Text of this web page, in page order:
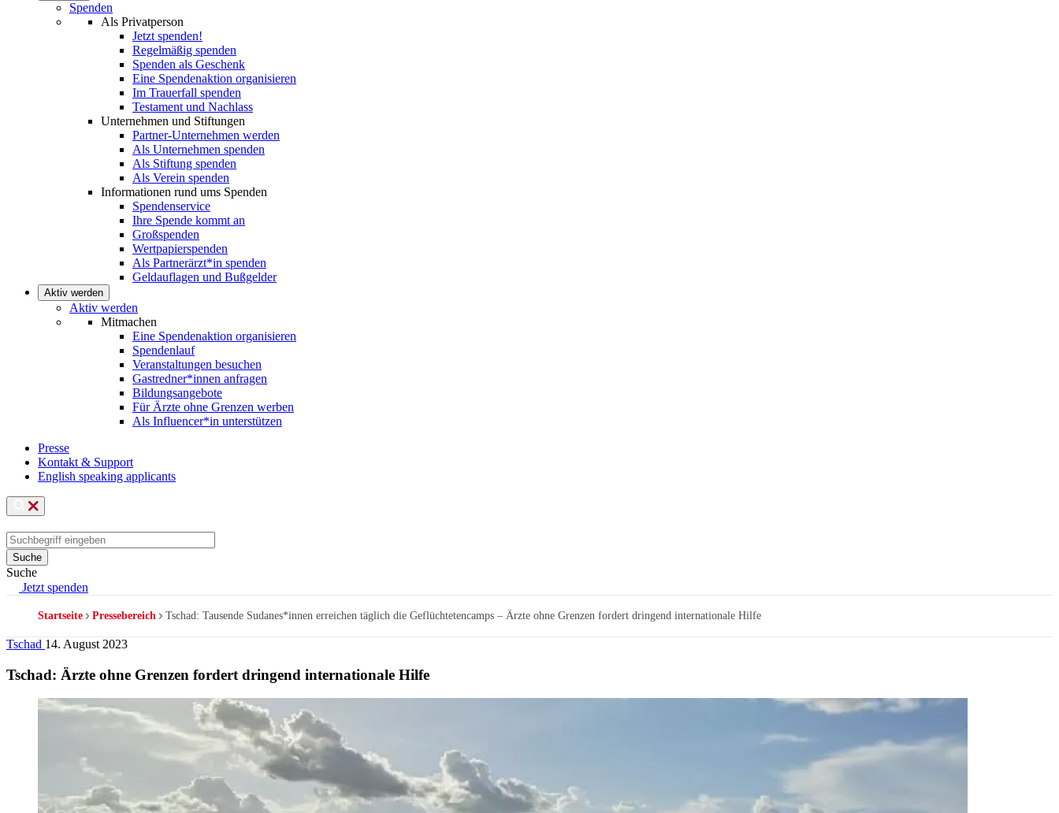
Spenden
Als Privatperson
Jetzt spenden!
Regelmäßig spenden
Spenden als Geschenk
Eine Spendenaktion organisieren
Im Trauerfall spenden
Testament und Nachlass
Unternehmen und Stiftungen
Partner-Unternehmen werden
Als Unternehmen spenden
Als Stiftung spenden
Als Verein spenden
Informationen rund ums Spenden
Spendenservice
Ihre Spende kommt an
Großspenden
Wertpapierspenden
Als Partnerärzt*in spenden
Geldauflagen und Bußgelder
Aktiv werden
Aktiv werden
Mitmachen
Eine Spendenaktion organisieren
Spendenlauf
Veranstaltungen besuchen
Gastredner*innen anfragen
Bildungsangebote
Für Ärzte ohne Grenzen werben
Als Influencer*in unterstützen
Presse
Kontakt & Support
English speaking applicants
Suche
Jetzt spenden
Pfadnavigation
Startseite Pressebereich Tschad: Tausende Sudanes*innen erreichen täglich die Geflüchtetencamps – Ärzte ohne Grenzen fordert dringend internationale Hilfe
Tschad 14. August 2023
Tschad: Ärzte ohne Grenzen fordert dringend internationale Hilfe